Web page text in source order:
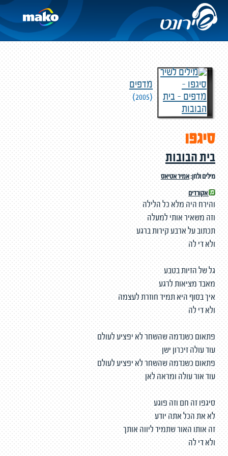
מדפים
(2005)
סיגפו
בית הבובות
מילים ולחן:אמיר אטיאס
אקורדים
והירח היה מלא כל הלילה
וזה משאיר אותי למעלה
תכתוב על ארבע קירות ברגע
ולא די לה
גל של הזיות בטבע
מאבד מציאות לרגע
איך בסוף היא תמיד חוזרת לעצמה
ולא די לה
פתאום כשנדמה שהשחר לא יפציע לעולם
עוד עולה זיכרון ישן
פתאום כשנדמה שהשחר לא יפציע לעולם
עוד אור עולה ומראה לאן
סיגפו זה חם וזה פוגע
לא את הכל אתה יודע
זה אותו האור שתמיד ליווה אותך
ולא די לה